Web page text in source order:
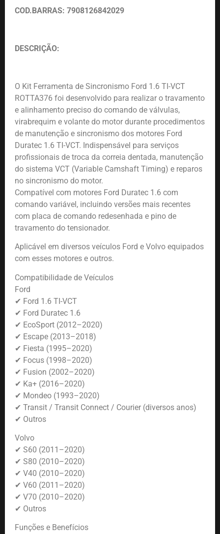
COD.BARRAS: 7908126842029
DESCRIÇÃO:
O Kit Ferramenta de Sincronismo Ford 1.6 TI-VCT
ROTTA376 foi desenvolvido para realizar o travamento
e alinhamento preciso do comando de válvulas,
virabrequim e volante do motor durante procedimentos
de manutenção e sincronismo dos motores Ford
Duratec 1.6 TI-VCT. Indispensável para serviços
profissionais de troca da correia dentada, manutenção
do sistema VCT (Variable Camshaft Timing) e reparos
no sincronismo do motor.
Compatível com motores Ford Duratec 1.6 com
comando variável, incluindo versões mais recentes
com placa de comando redesenhada e pino de
travamento do tensionador.
Aplicável em diversos veículos Ford e Volvo equipados
com esses motores e outros.
Compatibilidade de Veículos
Ford
✔ Ford 1.6 TI-VCT
✔ Ford Duratec 1.6
✔ EcoSport (2012–2020)
✔ Escape (2013–2018)
✔ Fiesta (1995–2020)
✔ Focus (1998–2020)
✔ Fusion (2002–2020)
✔ Ka+ (2016–2020)
✔ Mondeo (1993–2020)
✔ Transit / Transit Connect / Courier (diversos anos)
✔ Outros
Volvo
✔ S60 (2011–2020)
✔ S80 (2010–2020)
✔ V40 (2010–2020)
✔ V60 (2011–2020)
✔ V70 (2010–2020)
✔ Outros
Funções e Benefícios